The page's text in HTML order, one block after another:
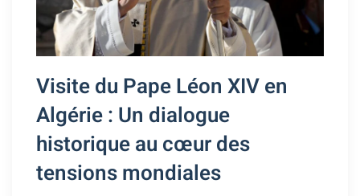
Visite du Pape Léon XIV en
Algérie : Un dialogue
historique au cœur des
tensions mondiales